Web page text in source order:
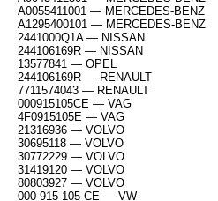
A0055411001 — MERCEDES-BENZ
A1295400101 — MERCEDES-BENZ
2441000Q1A — NISSAN
244106169R — NISSAN
13577841 — OPEL
244106169R — RENAULT
7711574043 — RENAULT
000915105CE — VAG
4F0915105E — VAG
21316936 — VOLVO
30695118 — VOLVO
30772229 — VOLVO
31419120 — VOLVO
80803927 — VOLVO
000 915 105 CE — VW